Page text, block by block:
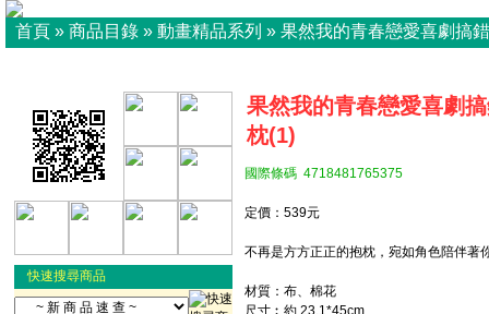
首頁 » 商品目錄 » 動畫精品系列 » 果然我的青春戀愛喜劇搞
快速搜尋商品
果然我的青春戀愛喜劇
枕(1)
國際條碼 4718481765375
定價：539元
不再是方方正正的抱枕，宛如角色陪伴著
材質：布、棉花
尺寸︰約 23.1*45cm